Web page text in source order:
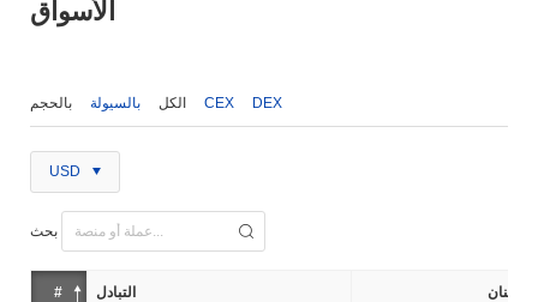
الأسواق
بالحجم بالسيولة الكل CEX DEX
USD
بحث
# التبادل إثنان